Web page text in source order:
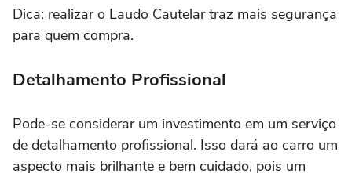
Dica: realizar o Laudo Cautelar traz mais segurança
para quem compra.
Detalhamento Profissional
Pode-se considerar um investimento em um serviço
de detalhamento profissional. Isso dará ao carro um
aspecto mais brilhante e bem cuidado, pois um